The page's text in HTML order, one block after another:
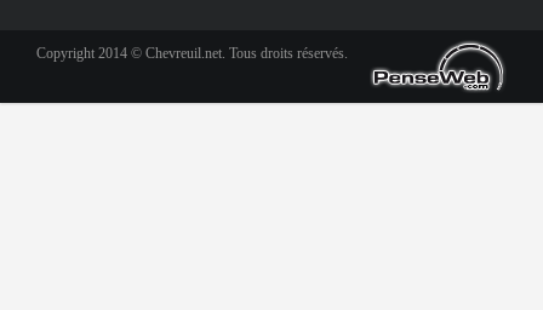
Copyright 2014 © Chevreuil.net. Tous droits réservés.